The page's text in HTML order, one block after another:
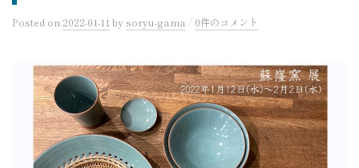
Posted on 2022-01-11 by soryu-gama / 0件のコメント